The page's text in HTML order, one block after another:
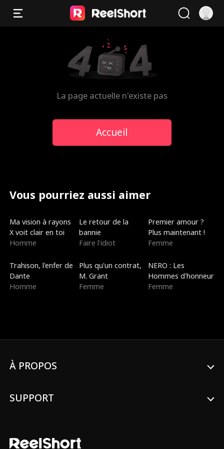
La page actuelle n'existe pas
Accueil
Vous pourriez aussi aimer
Ma vision à rayons
X voit clair en toi
Homme
Le retour de la
bannie
Faire l'idiot
Premier amour ?
Plus maintenant !
Femme
Trahison, l'enfer de
Dante
Homme
Plus qu'un contrat,
M. Grant
Femme
NERO : Les
Hommes d'honneur
Femme
À PROPOS
SUPPORT